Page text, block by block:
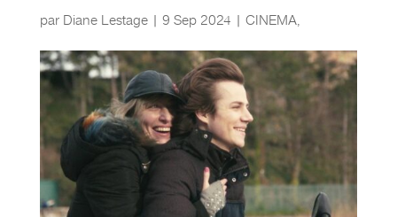
par Diane Lestage| 9 Sep 2024 | CINEMA,